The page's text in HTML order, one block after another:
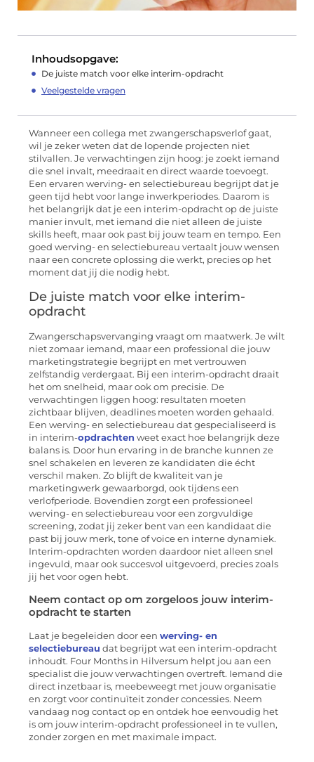
Inhoudsopgave:
De juiste match voor elke interim-opdracht
Veelgestelde vragen
Wanneer een collega met zwangerschapsverlof gaat,
wil je zeker weten dat de lopende projecten niet
stilvallen. Je verwachtingen zijn hoog: je zoekt iemand
die snel invalt, meedraait en direct waarde toevoegt.
Een ervaren werving- en selectiebureau begrijpt dat je
geen tijd hebt voor lange inwerkperiodes. Daarom is
het belangrijk dat je een interim-opdracht op de juiste
manier invult, met iemand die niet alleen de juiste
skills heeft, maar ook past bij jouw team en tempo. Een
goed werving- en selectiebureau vertaalt jouw wensen
naar een concrete oplossing die werkt, precies op het
moment dat jij die nodig hebt.
De juiste match voor elke interim-
opdracht
Zwangerschapsvervanging vraagt om maatwerk. Je wilt
niet zomaar iemand, maar een professional die jouw
marketingstrategie begrijpt en met vertrouwen
zelfstandig verdergaat. Bij een interim-opdracht draait
het om snelheid, maar ook om precisie. De
verwachtingen liggen hoog: resultaten moeten
zichtbaar blijven, deadlines moeten worden gehaald.
Een werving- en selectiebureau dat gespecialiseerd is
in interim-opdrachten weet exact hoe belangrijk deze
balans is. Door hun ervaring in de branche kunnen ze
snel schakelen en leveren ze kandidaten die écht
verschil maken. Zo blijft de kwaliteit van je
marketingwerk gewaarborgd, ook tijdens een
verlofperiode. Bovendien zorgt een professioneel
werving- en selectiebureau voor een zorgvuldige
screening, zodat jij zeker bent van een kandidaat die
past bij jouw merk, tone of voice en interne dynamiek.
Interim-opdrachten worden daardoor niet alleen snel
ingevuld, maar ook succesvol uitgevoerd, precies zoals
jij het voor ogen hebt.
Neem contact op om zorgeloos jouw interim-
opdracht te starten
Laat je begeleiden door een werving- en
selectiebureau dat begrijpt wat een interim-opdracht
inhoudt. Four Months in Hilversum helpt jou aan een
specialist die jouw verwachtingen overtreft. Iemand die
direct inzetbaar is, meebeweegt met jouw organisatie
en zorgt voor continuïteit zonder concessies. Neem
vandaag nog contact op en ontdek hoe eenvoudig het
is om jouw interim-opdracht professioneel in te vullen,
zonder zorgen en met maximale impact.